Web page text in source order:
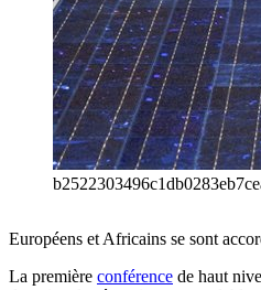
Européens et Africains se sont
La première conférence de haut